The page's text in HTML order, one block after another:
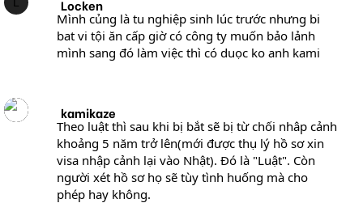
Nói tóm lại là trường hợp của bạn phải có người làm
giấy tờ thật có kinh nghiệm và tâm huyết thì may gì
qua được.
Nếu không tự làm được (với tầm của người Viết giấy
Locken
Mình củng là tu nghiệp sinh lúc trước nhưng bi
bat vi tội ăn cấp giờ có công ty muốn bảo lảnh
mình sang đó làm việc thì có duọc ko anh kami
kamikaze
Theo luật thì sau khi bị bắt sẽ bị từ chối nhâp cảnh
khoảng 5 năm trở lên(mới được thụ lý hồ sơ xin
visa nhập cảnh lại vào Nhật). Đó là "Luật". Còn
người xét hồ sơ họ sẽ tùy tình huống mà cho
phép hay không.